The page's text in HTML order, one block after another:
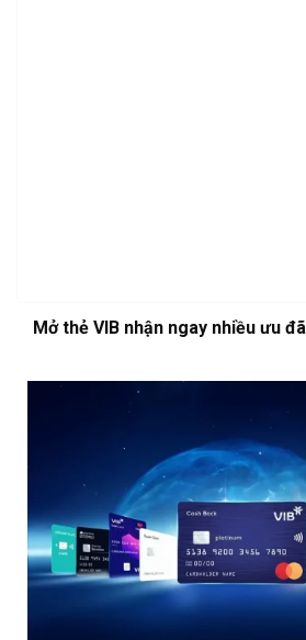
Mở thẻ VIB nhận ngay nhiều ưu